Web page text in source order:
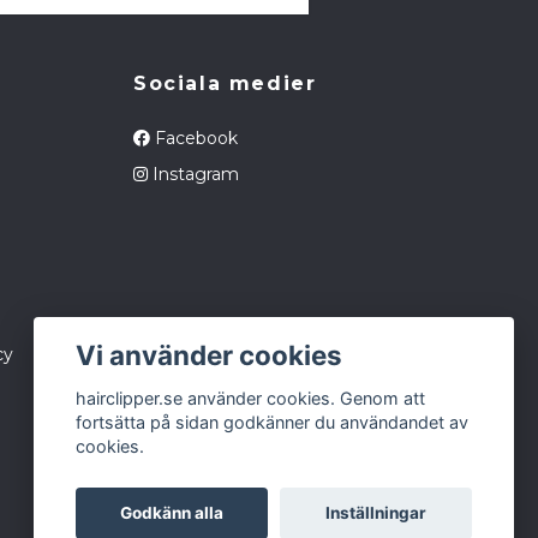
Sociala medier
Facebook
Instagram
Vi använder cookies
hairclipper.se använder cookies. Genom att
fortsätta på sidan godkänner du användandet av
cookies.
Godkänn alla Inställningar